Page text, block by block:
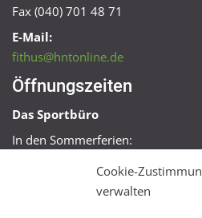
Cookie-
verwalten
Fax (040) 701 48 71
E-Mail:
fithus@hntonline.de
Öffnungszeiten
Das Sportbüro
In den Sommerferien:
Mo + Mi 16:00 – 18:00 Uhr